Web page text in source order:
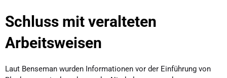
Schluss mit veralteten
Arbeitsweisen
Laut Benseman wurden Informationen vor der Einführung von